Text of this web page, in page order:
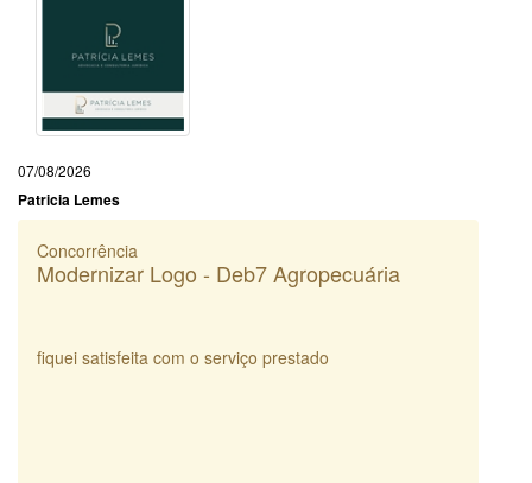
07/08/2026
Patricia Lemes
Concorrência
Modernizar Logo - Deb7 Agropecuária
fiquei satisfeita com o serviço prestado